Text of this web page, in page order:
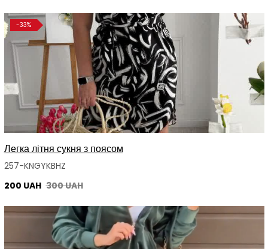
-33%
Легка літня сукня з поясом
257-KNGYKBHZ
200 UAH 300 UAH